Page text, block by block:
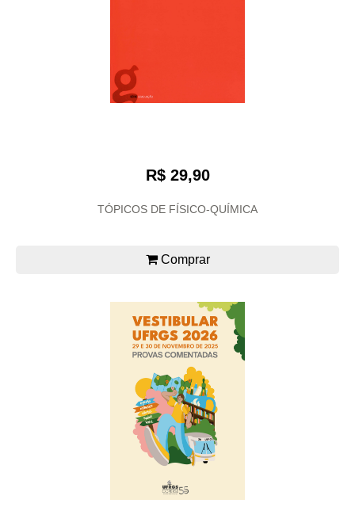
R$ 29,90
TÓPICOS DE FÍSICO-QUÍMICA
Comprar